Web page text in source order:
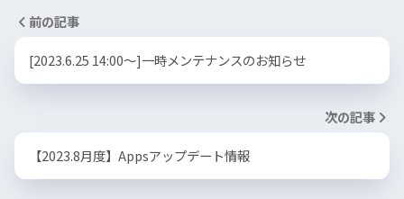
前の記事
[2023.6.25 14:00～]一時メンテナンスのお知らせ
次の記事
【2023.8月度】Appsアップデート情報